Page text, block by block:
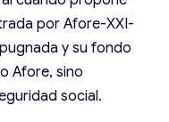
por Afore-XXI-
y su fondo
Afore, sino
social.